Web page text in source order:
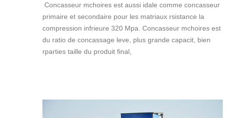
Concasseur mchoires est aussi idale comme concasseur
primaire et secondaire pour les matriaux rsistance la
compression infrieure 320 Mpa. Concasseur mchoires est
du ratio de concassage leve, plus grande capacit, bien
rparties taille du produit final,